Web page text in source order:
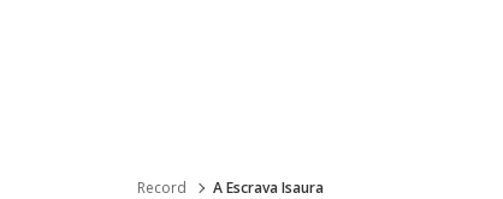
Record A Escrava Isaura